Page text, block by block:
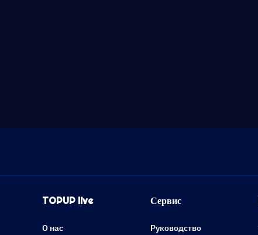
TOPUP live
О нас
Сервис
Руководство